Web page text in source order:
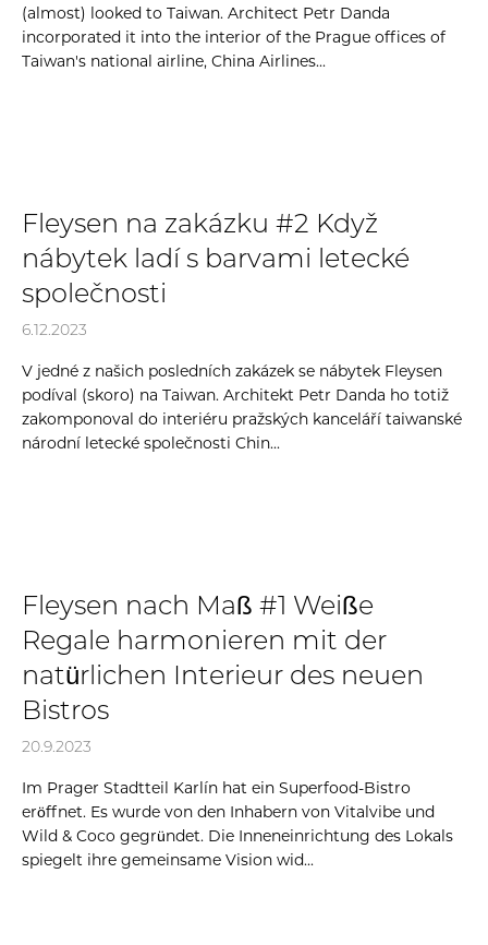
(almost) looked to Taiwan. Architect Petr Danda
incorporated it into the interior of the Prague offices of
Taiwan's national airline, China Airlines...
Fleysen na zakázku #2 Když
nábytek ladí s barvami letecké
společnosti
6.12.2023
V jedné z našich posledních zakázek se nábytek Fleysen
podíval (skoro) na Taiwan. Architekt Petr Danda ho totiž
zakomponoval do interiéru pražských kanceláří taiwanské
národní letecké společnosti Chin...
Fleysen nach Maß #1 Weiße
Regale harmonieren mit der
natürlichen Interieur des neuen
Bistros
20.9.2023
Im Prager Stadtteil Karlín hat ein Superfood-Bistro
eröffnet. Es wurde von den Inhabern von Vitalvibe und
Wild & Coco gegründet. Die Inneneinrichtung des Lokals
spiegelt ihre gemeinsame Vision wid...